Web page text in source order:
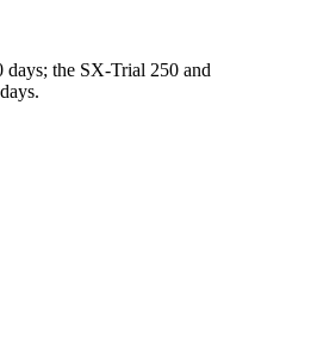
the SX-Trial 250 and